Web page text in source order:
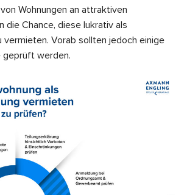
Wohnungen an attraktiven
die Chance, diese lukrativ als
vermieten. Vorab sollten jedoch einige
werden.